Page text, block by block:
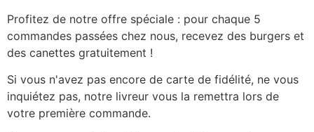
Profitez de notre offre spéciale : pour chaque 5
commandes passées chez nous, recevez des burgers et
des canettes gratuitement !
Si vous n'avez pas encore de carte de fidélité, ne vous
inquiétez pas, notre livreur vous la remettra lors de
votre première commande.